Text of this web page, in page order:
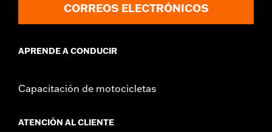
CORREOS ELECTRÓNICOS
APRENDE A CONDUCIR
Capacitación de motocicletas
ATENCIÓN AL CLIENTE